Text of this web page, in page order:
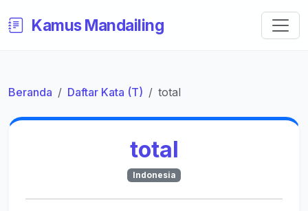
Kamus Mandailing
Beranda Daftar Kata (T) total
total
Indonesia